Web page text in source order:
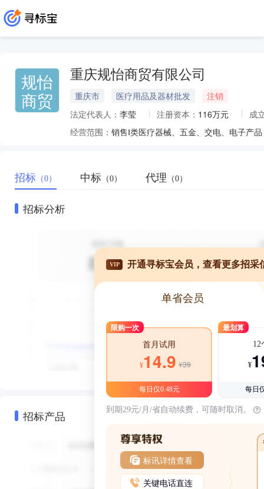
规怡
商贸
重庆规怡商贸有限公司
重庆市 医疗用品及器材批发
注销
法定代表人： 李莹 注册资本： 116万元
成
经营范围：
招标 （0） 中标 （0） 代理 （0）
招标分析
招标产品
VIP 开通寻标宝会员，查看更多招采
单省会员
限购一次
首月试用
¥14.9 ¥39
每日仅0.48元
最划算
12
¥
每日
到期29元/月/省自动续费，可随时取消。
标讯详情查看
关键电话直连